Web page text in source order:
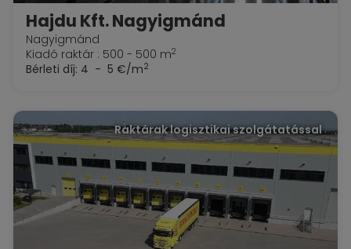
Hajdu Kft. Nagyigmánd
Nagyigmánd
Kiadó raktár : 500 - 500 m2
Bérleti díj: 4 - 5 €/m2
Raktárak logisztikai szolgátatással